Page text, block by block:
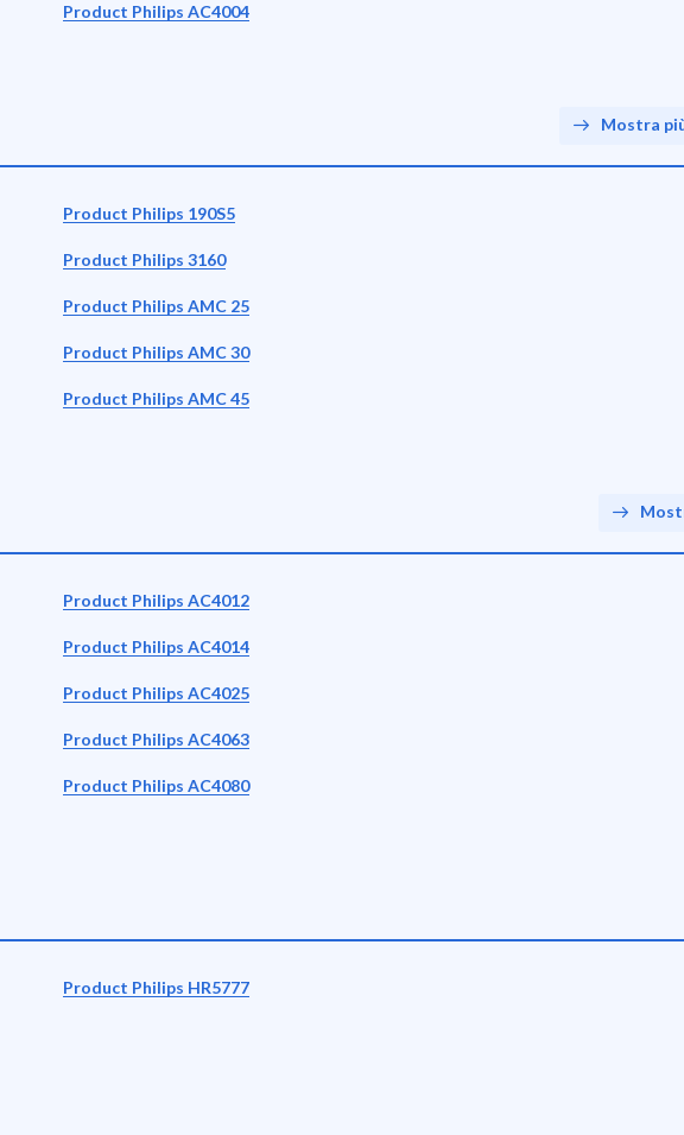
Product Philips AC4004
Mostra
Product Philips 190S5
Product Philips 3160
Product Philips AMC 25
Product Philips AMC 30
Product Philips AMC 45
Product Philips AC4012
Product Philips AC4014
Product Philips AC4025
Product Philips AC4063
Product Philips AC4080
Product Philips HR5777